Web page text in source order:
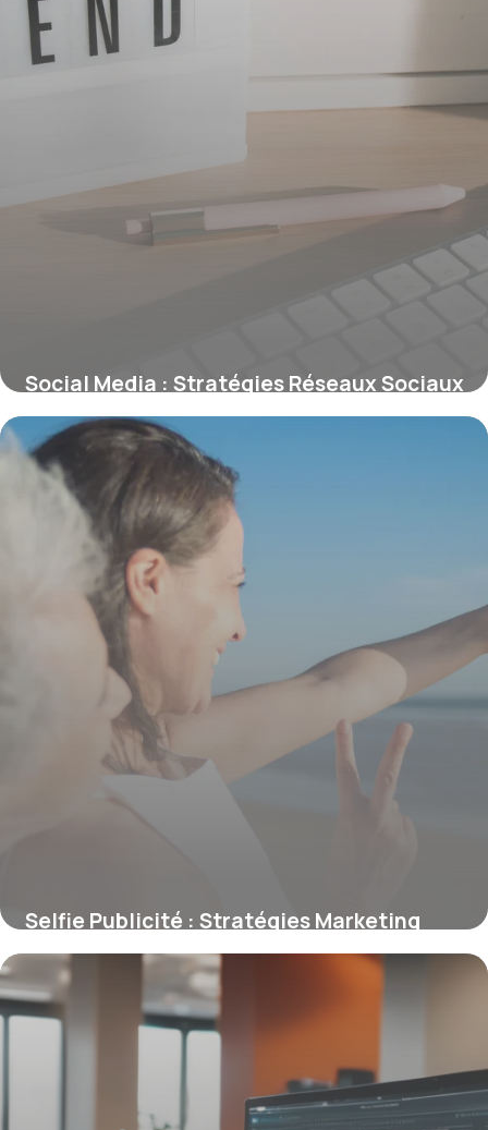
Social Media : Stratégies Réseaux Sociaux
21 juin 2026
Selfie Publicité : Stratégies Marketing
2026
16 juin 2026